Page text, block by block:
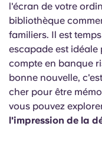
l'écran de votre
bibliothèque
familiers. Il est
escapade est idéale
compte en banque
bonne nouvelle,
cher pour être
vous pouvez
l'impression de la